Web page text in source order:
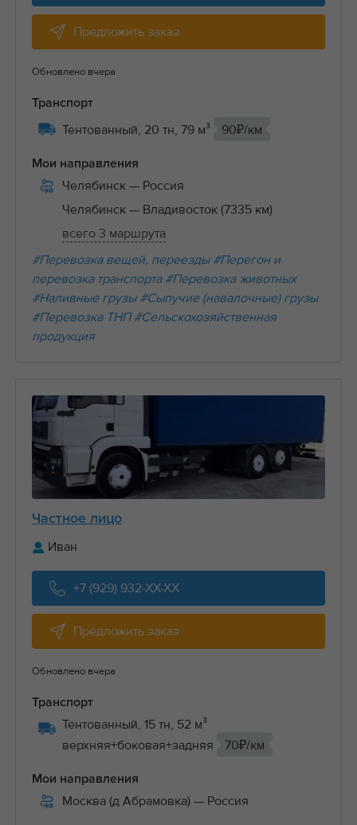
Предложить заказ
Обновлено вчера
Транспорт
Тентованный, 20 тн, 79 м³ 90₽/км
Мои направления
Челябинск — Россия
Челябинск — Владивосток (7335 км)
всего 3 маршрута
#Перевозка вещей, переезды #Перегон и
перевозка транспорта #Перевозка животных
#Наливные грузы #Сыпучие (навалочные) грузы
#Перевозка ТНП #Сельскохозяйственная
продукция
Частное лицо
Иван
+7 (929) 932-XX-XX
Предложить заказ
Обновлено вчера
Транспорт
Тентованный, 15 тн, 52 м³
верхняя+боковая+задняя
70₽/км
Мои направления
Москва (д Абрамовка) — Россия